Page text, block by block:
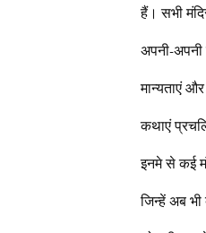
हैं। सभी
अपनी-अपनी
मान्यताएं
कथाएं
इनमे से कई
जिन्हें अब